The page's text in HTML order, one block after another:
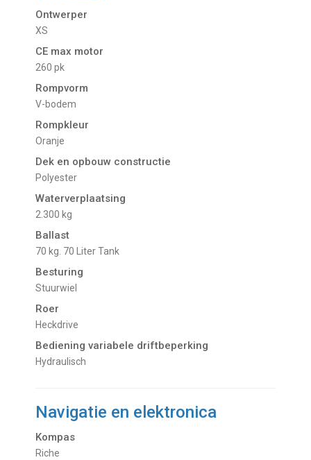
Ontwerper
XS
CE max motor
260 pk
Rompvorm
V-bodem
Rompkleur
Oranje
Dek en opbouw constructie
Polyester
Waterverplaatsing
2.300 kg
Ballast
70 kg. 70 Liter Tank
Besturing
Stuurwiel
Roer
Heckdrive
Bediening variabele driftbeperking
Hydraulisch
Navigatie en elektronica
Kompas
Riche